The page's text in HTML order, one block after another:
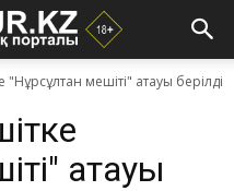
мешіті" атауы берілді
атауы